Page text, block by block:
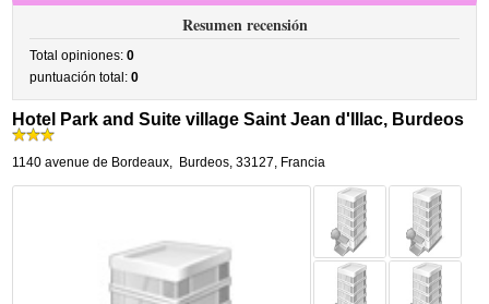
Resumen recensión
Total opiniones:0
puntuación total:0
Hotel Park and Suite village Saint Jean d'Illac, Burdeos
1140 avenue de Bordeaux, Burdeos,33127, Francia